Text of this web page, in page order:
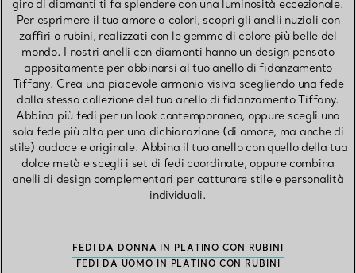
giro di diamanti ti fa splendere con una luminosità eccezionale.
Per esprimere il tuo amore a colori, scopri gli anelli nuziali con
zaffiri o rubini, realizzati con le gemme di colore più belle del
mondo. I nostri anelli con diamanti hanno un design pensato
appositamente per abbinarsi al tuo anello di fidanzamento
Tiffany. Crea una piacevole armonia visiva scegliendo una fede
dalla stessa collezione del tuo anello di fidanzamento Tiffany.
Abbina più fedi per un look contemporaneo, oppure scegli una
sola fede più alta per una dichiarazione (di amore, ma anche di
stile) audace e originale. Abbina il tuo anello con quello della tua
dolce metà e scegli i set di fedi coordinate, oppure combina
anelli di design complementari per catturare stile e personalità
individuali.
FEDI DA DONNA IN PLATINO CON RUBINI
FEDI DA UOMO IN PLATINO CON RUBINI